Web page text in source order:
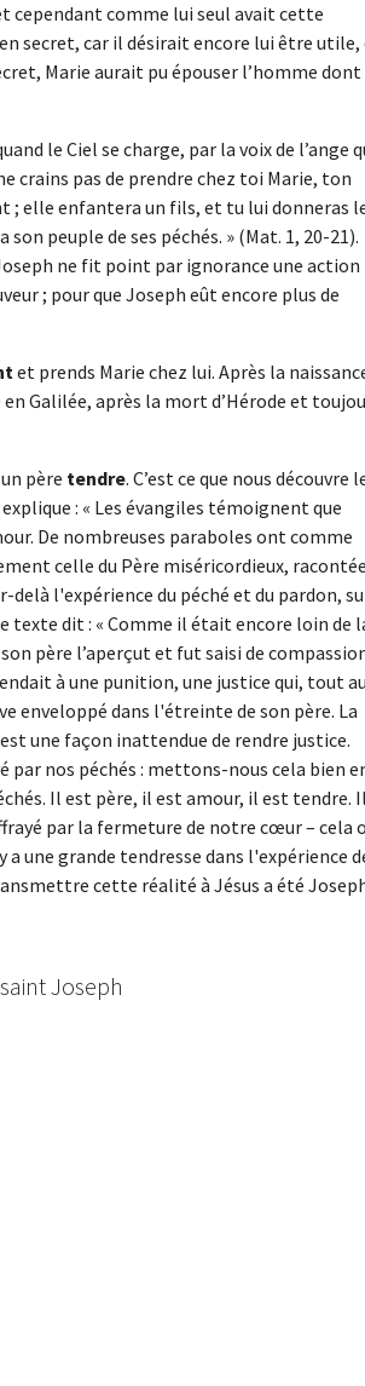
cependant comme lui seul avait cette
secret, car il désirait encore lui être
Marie aurait pu épouser l’homme dont
le Ciel se charge, par la voix de l’ange
crains pas de prendre chez toi Marie, ton
; elle enfantera un fils, et tu lui donneras
peuple de ses péchés. » (Mat. 1, 20-21).
ne fit point par ignorance une action
; pour que Joseph eût encore plus de
et prends Marie chez lui. Après la
Galilée, après la mort d’Hérode et
père tendre. C’est ce que nous découvre
: « Les évangiles témoignent que
De nombreuses paraboles ont comme
celle du Père miséricordieux, racontée
l'expérience du péché et du pardon,
texte dit : « Comme il était encore loin de
père l’aperçut et fut saisi de
à une punition, une justice qui, tout au
enveloppé dans l'étreinte de son père. La
une façon inattendue de rendre justice.
par nos péchés : mettons-nous cela bien
Il est père, il est amour, il est tendre. Il
par la fermeture de notre cœur – cela
une grande tendresse dans l'expérience
cette réalité à Jésus a été
Joseph